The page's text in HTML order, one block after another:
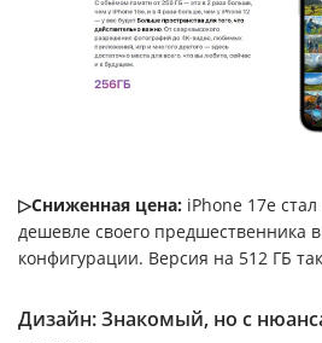
▷Сниженная цена: iPhone 17e
дешевле своего предшественника
конфигурации. Версия на 512 ГБ
Дизайн: Знакомый, но с